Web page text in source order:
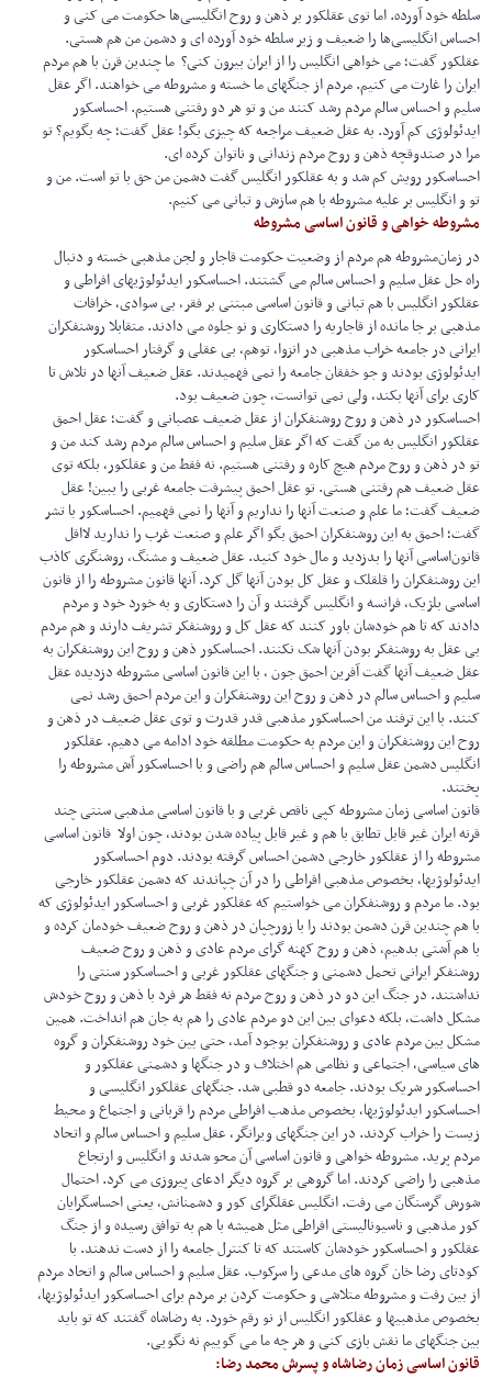
سلطه‌ خود آورده. اما توی عقلکور بر ذهن و روح انگلیسی‌ها حکومت می کنی و
احساس انگلیسی‌ها را ضعیف و زیر سلطه خود آورده ای و دشمن من هم هستی.
عقلکور گفت؛ می خواهی انگلیس را از ایران بیرون کنی؟ ما چندین قرن با هم مردم
ایران را غارت می کنیم. مردم از جنگهای ما خسته و مشروطه می خواهند. اگر عقل
سلیم و احساس سالم مردم رشد کنند من و تو هر دو رفتنی هستیم. احساسکور
ایدئولوژی کم آورد. به عقل ضعیف مراجعه که چیزی بگو! عقل گفت؛ چه بگویم؟ تو
مرا در صندوقچه ذهن و روح مردم زندانی و ناتوان کرده ای.
احساسکور رویش کم شد و به عقلکور انگلیس گفت دشمن من حق با تو است. من و
تو و انگلیس بر علیه مشروطه با هم سازش و تبانی می کنیم.
مشروطه خواهی و قانون اساسی مشروطه
در زمان‌مشروطه هم مردم از وضعیت حکومت قاجار و لجن مذهبی خسته و دنبال
راه حل عقل سلیم و احساس سالم می گشتند. احساسکور ایدئولوژیهای افراطی و
عقلکور انگلیس با هم تبانی و قانون اساسی مبتنی بر فقر، بی سوادی، خرافات
مذهبی بر جا مانده از قاجاریه را دستکاری و نو جلوه می دادند. متقابلا روشنفکران
ایرانی در جامعه خراب مذهبی در انزوا، توهم، بی عقلی و گرفتار احساسکور
ایدئولوژی بودند و جو خفقان جامعه را نمی فهمیدند. عقل ضعیف آنها در تلاش تا
کاری برای آنها بکند، ولی نمی توانست، چون ضعیف بود.
احساسکور در ذهن و روح روشنفکران از عقل ضعیف عصبانی و گفت؛ عقل احمق
عقلکور انگلیس به من گفت که اگر عقل سلیم و احساس سالم مردم رشد کند من و
تو در ذهن و روح مردم هیچ کاره و رفتنی هستیم. نه فقط من و عقلکور، بلکه توی
عقل ضعیف هم رفتنی هستی. تو عقل احمق پیشرفت جامعه غربی را ببین! عقل
ضعیف گفت؛ ما علم و صنعت آنها را نداریم و آنها را نمی فهمیم. احساسکور با تشر
گفت؛ احمق به این روشنفکران احمق بگو اگر علم و صنعت غرب را ندارید لااقل
قانون‌اساسی آنها را بدزدید و مال خود کنید. عقل ضعیف و مشنگ، روشنگری کاذب
این روشنفکران را قلقلک و عقل کل بودن آنها گل کرد. آنها قانون مشروطه را از قانون
اساسی بلژیک، فرانسه و انگلیس گرفتند و آن را دستکاری و به خورد خود و مردم
دادند که تا هم خودشان باور کنند که عقل کل و روشنفکر تشریف دارند و هم مردم
بی عقل به روشنفکر بودن آنها شک نکنند. احساسکور ذهن و روح این روشنفکران به
عقل ضعیف آنها گفت آفرین احمق جون ، با این قانون اساسی مشروطه دزدیده عقل
سلیم و احساس سالم‌ در ذهن و روح این روشنفکران و این مردم احمق رشد نمی
کنند. با این ترفند من احساسکور مذهبی قدر قدرت و توی عقل ضعیف در ذهن و
روح این روشنفکران و این مردم به حکومت مطلقه خود ادامه می دهیم. عقلکور
انگلیس دشمن عقل سلیم و احساس سالم هم راضی و با احساسکور آش مشروطه را
پختند.
قانون اساسی زمان‌ مشروطه کپی ناقص غربی و با قانون اساسی مذهبی سنتی چند
قرنه ایران غیر قابل تطابق با هم و غیر قابل پیاده شدن بودند، چون اولا قانون اساسی
مشروطه را از عقلکور خارجی دشمن احساس گرفته بودند. دوم احساسکور
ایدئولوژیها، بخصوص مذهبی افراطی را در آن چپاندند که دشمن عقلکور خارجی
بود. ما مردم و روشنفکران می خواستیم که عقلکور غربی و احساسکور ایدئولوژی که
با هم چندین قرن دشمن بودند را با زورچپان در ذهن و روح ضعیف خودمان کرده و
با هم آشتی بدهیم، ذهن و روح کهنه گرای مردم عادی و ذهن و روح ضعیف
روشنفکر ایرانی تحمل دشمنی و جنگهای عقلکور غربی و احساسکور سنتی را
نداشتند. در جنگ این دو در ذهن و روح مردم نه فقط هر فرد با ذهن و روح خودش
مشکل داشت، بلکه دعوای بین این دو مردم عادی را هم به جان هم انداخت. همین
مشکل بین مردم عادی و روشنفکران بوجود آمد، حتی بین خود روشنفکران و گروه
های سیاسی، اجتماعی و نظامی هم اختلاف و در جنگها و دشمنی عقلکور و
احساسکور شریک بودند. جامعه دو قطبی شد. جنگهای عقلکور انگلیسی و
احساسکور ایدئولوژیها، بخصوص مذهب افراطی مردم را قربانی و اجتماع و محیط
زیست را خراب کردند. در این جنگهای ویرانگر، عقل سلیم و احساس سالم و اتحاد
مردم پرید. مشروطه خواهی و قانون اساسی آن محو شدند و انگلیس و ارتجاع
مذهبی را راضی کردند. اما گروهی بر گروه دیگر ادعای پیروزی می کرد. احتمال
شورش گرسنگان می رفت. انگلیس عقلگرای کور و دشمنانش، یعنی احساسگرایان
کور مذهبی و ناسیونالیستی افراطی مثل همیشه با هم به توافق رسیده و از جنگ
عقلکور و احساسکور خودشان کاستند که تا کنترل جامعه را از دست ندهند. با
کودتای رضا خان گروه های مدعی را سرکوب. عقل سلیم و احساس سالم و اتحاد مردم
از بین رفت و مشروطه متلاشی و حکومت کردن بر مردم برای احساسکور ایدئولوژیها،
بخصوص مذهبیها و عقلکور انگلیس از نو رقم خورد. به رضاشاه گفتند که تو باید
بین جنگهای ما نقش بازی کنی و هر چه ما می گوییم نه نگویی.
قانون اساسی زمان رضاشاه و پسرش محمد رضا: